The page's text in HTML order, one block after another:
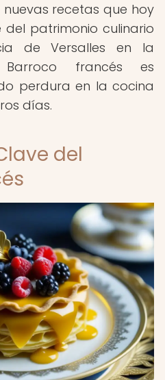
recetas que hoy
patrimonio culinario
de Versalles en la
francés es
perdura en la cocina
días.
del